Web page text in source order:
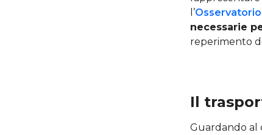
l’
necessarie
reperimento
Il
Guardando al